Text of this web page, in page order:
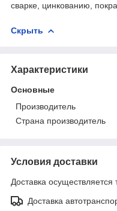
сварке, цинкованию,
Скрыть
Характеристики
Основные
Производитель
Страна производитель
Условия доставки
Доставка осуществляется
Доставка